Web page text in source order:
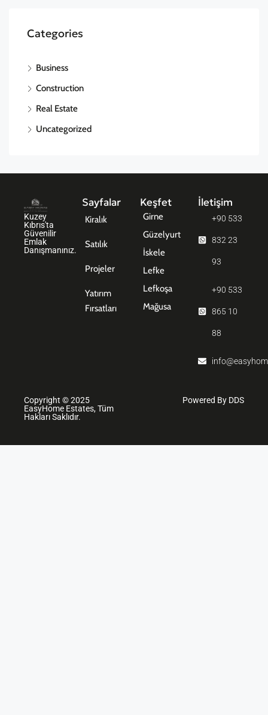
Categories
Business
Construction
Real Estate
Uncategorized
Kuzey
Kıbrıs'ta
Güvenilir
Emlak
Danışmanınız.
Sayfalar
Kiralık
Satılık
Projeler
Yatırım
Fırsatları
Keşfet
Girne
Güzelyurt
İskele
Lefke
Lefkoşa
Mağusa
İletişim
+90 533
832 23
93
+90 533
865 10
88
Copyright © 2025
EasyHome Estates, Tüm
Hakları Saklıdır.
Powered By DDS